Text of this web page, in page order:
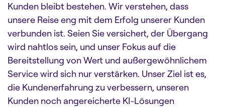
Kunden bleibt bestehen. Wir verstehen, dass
unsere Reise eng mit dem Erfolg unserer Kunden
verbunden ist. Seien Sie versichert, der Übergang
wird nahtlos sein, und unser Fokus auf die
Bereitstellung von Wert und außergewöhnlichem
Service wird sich nur verstärken. Unser Ziel ist es,
die Kundenerfahrung zu verbessern, unseren
Kunden noch angereicherte KI-Lösungen